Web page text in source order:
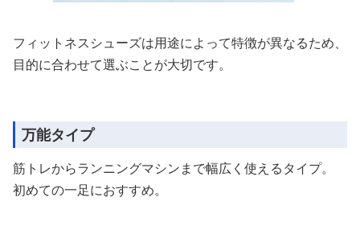
フィットネスシューズは用途によって特徴が異なるため、
目的に合わせて選ぶことが大切です。
万能タイプ
筋トレからランニングマシンまで幅広く使えるタイプ。
初めての一足におすすめ。